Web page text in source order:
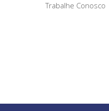
Trabalhe Conosco